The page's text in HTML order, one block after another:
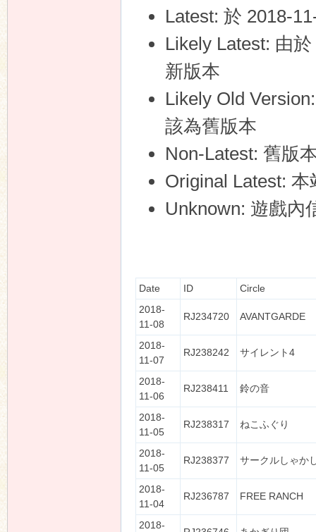
Latest: 於 2018-
Likely Latest: 由
新版本
Likely Old
該為舊版本
Non-Latest: 舊版
Original Latest:
Unknown: 遊戲內
Date ID
Circle
2018-
11-08
RJ234720 AVANTGARDE
2018-
11-07
RJ238242 サイレント4
2018-
11-06
RJ238411 鈴の音
2018-
11-05
RJ238317 ねこふぐり
2018-
11-05
RJ238377 サークルしゃか
2018-
11-04
RJ236787 FREE RANCH
2018-